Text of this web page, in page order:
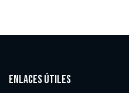
Enlaces útiles